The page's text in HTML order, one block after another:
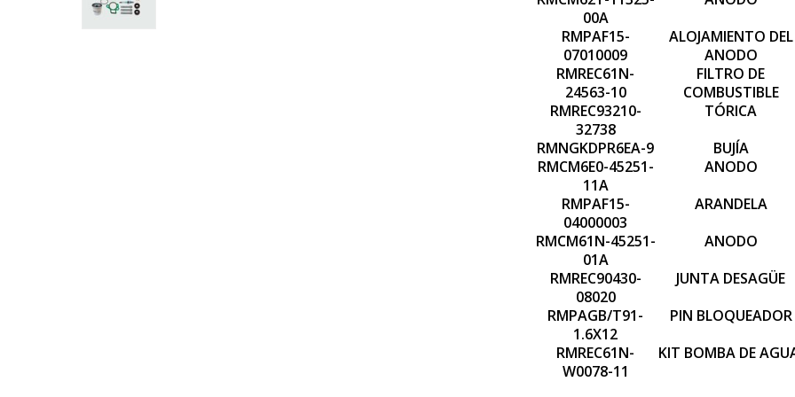
00A
RMPAF15-
07010009
ALOJAMIENTO DEL
ANODO
RMREC61N-
24563-10
FILTRO DE
COMBUSTIBLE
RMREC93210-
32738
TÓRICA
RMNGKDPR6EA-9
BUJÍA
RMCM6E0-45251-
11A
ANODO
RMPAF15-
04000003
ARANDELA
RMCM61N-45251-
01A
ANODO
RMREC90430-
08020
JUNTA DESAGÜE
RMPAGB/T91-
1.6X12
PIN BLOQUEADOR
RMREC61N-
W0078-11
KIT BOMBA DE